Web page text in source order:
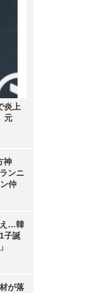
炎上
元
神
ンニ
仲
え…韓
子誕
が落